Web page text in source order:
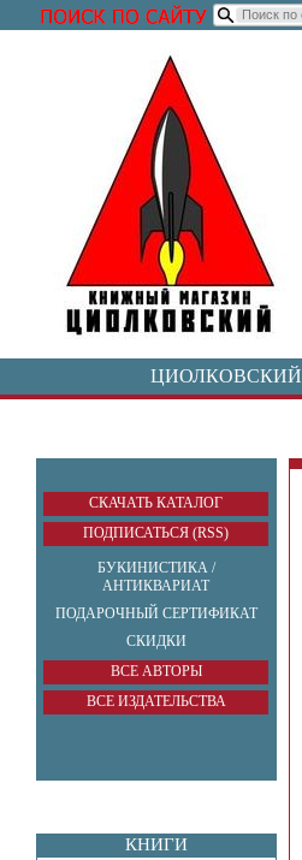
ЦИОЛКОВСКИЙ
СКАЧАТЬ КАТАЛОГ
ПОДПИСАТЬСЯ (RSS)
БУКИНИСТИКА /
АНТИКВАРИАТ
ПОДАРОЧНЫЙ СЕРТИФИКАТ
СКИДКИ
ВСЕ АВТОРЫ
ВСЕ ИЗДАТЕЛЬСТВА
КНИГИ